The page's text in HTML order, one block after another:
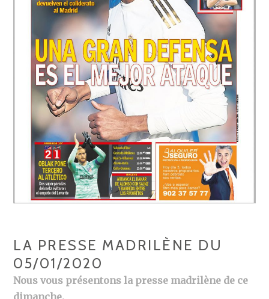
LA PRESSE MADRILÈNE DU
05/01/2020
Nous vous présentons la presse madrilène de ce